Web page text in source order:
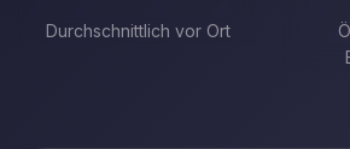
Durchschnittlich vor Ort